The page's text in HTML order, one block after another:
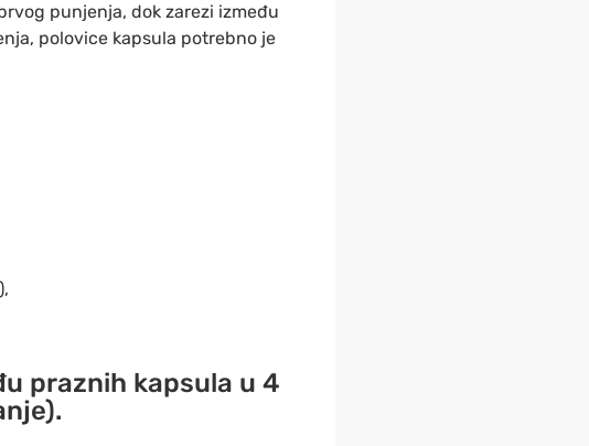
punjenja, dok zarezi između
polovice kapsula potrebno je
praznih kapsula u 4